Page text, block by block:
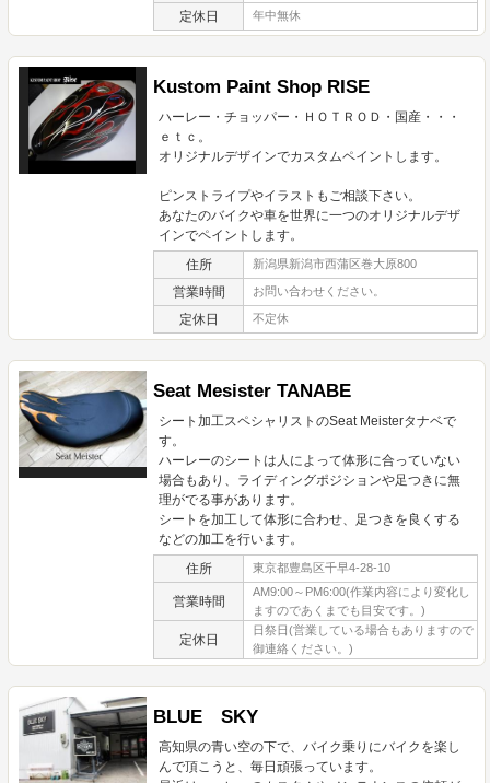
定休日 年中無休
Kustom Paint Shop RISE
ハーレー・チョッパー・ＨＯＴＲＯＤ・国産・・・
ｅｔｃ。
オリジナルデザインでカスタムペイントします。
ピンストライプやイラストもご相談下さい。
あなたのバイクや車を世界に一つのオリジナルデザ
インでペイントします。
住所 新潟県新潟市西蒲区巻大原800
営業時間 お問い合わせください。
定休日 不定休
Seat Mesister TANABE
シート加工スペシャリストのSeat Meisterタナベで
す。
ハーレーのシートは人によって体形に合っていない
場合もあり、ライディングポジションや足つきに無
理がでる事があります。
シートを加工して体形に合わせ、足つきを良くする
などの加工を行います。
住所 東京都豊島区千早4-28-10
営業時間
AM9:00～PM6:00(作業内容により変化し
ますのであくまでも目安です。)
定休日
日祭日(営業している場合もありますので
御連絡ください。)
BLUE SKY
高知県の青い空の下で、バイク乗りにバイクを楽し
んで頂こうと、毎日頑張っています。